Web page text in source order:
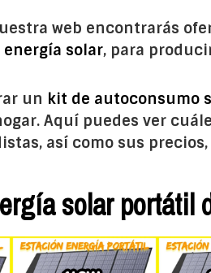
web encontrarás
solar, para
un kit de autoconsumo
Aquí puedes ver
así como sus
solar portátil